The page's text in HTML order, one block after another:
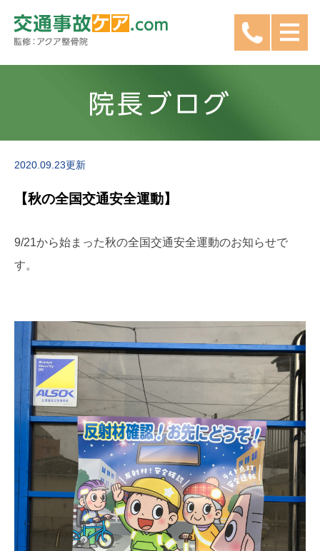
院長ブログ
2020.09.23更新
【秋の全国交通安全運動】
9/21から始まった秋の全国交通安全運動のお知らせで
す。